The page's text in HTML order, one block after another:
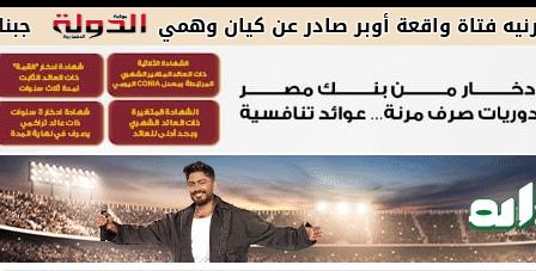
جبناها من أوبر صادر عن كيان وهمي